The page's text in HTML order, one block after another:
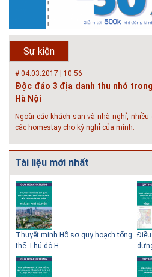
Sự kiện
Chí Minh
Hội thảo “Sàn bê tông chất lượng cao –
& Mỹ và các vấn đề áp dụng tại Việt
sẽ diễn ra vào 14h00 ngày 26/06/2018
và ngày 28/...
# 04.03.2017 | 10:56
Độc đáo 3 địa danh thu nhỏ
Hà Nội
Ngoài các khách sạn và nhà nghỉ,
các homestay cho kỳ nghỉ của mình.
# 05.04.2025 | 17:16
Tuyển sinh 2025, Khoa kỹ thuật
- Đại học Kiến trúc...
Thông tin tuyển sinh đại học 2025 Khoa
đô thị - Đại học Kiến trúc Hà Nội Tuyển
gian đào tạo 4,5 năm
Tài liệu mới nhất
Thuyết minh Hồ sơ quy hoạch tổng
thể Thủ đô H...